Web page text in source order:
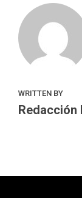
WRITTEN BY
Redacción